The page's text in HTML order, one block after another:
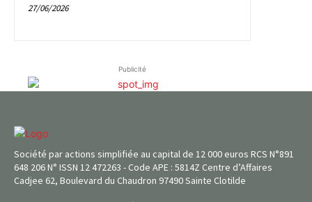
27/06/2026
Publicité
Société par actions simplifiée au capital de 12 000 euros RCS N°891
648 206 N° ISSN 12 472263 - Code APE : 5814Z Centre d’Affaires
Cadjee 62, Boulevard du Chaudron 97490 Sainte Clotilde